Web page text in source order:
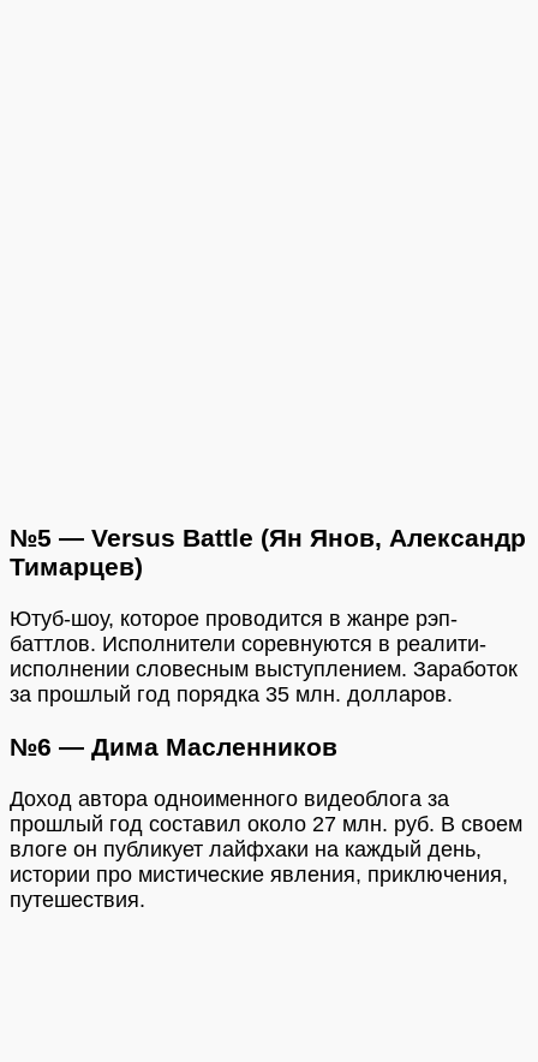
№5 — Versus Battle (Ян Янов, Александр
Тимарцев)
Ютуб-шоу, которое проводится в жанре рэп-
баттлов. Исполнители соревнуются в реалити-
исполнении словесным выступлением. Заработок
за прошлый год порядка 35 млн. долларов.
№6 — Дима Масленников
Доход автора одноименного видеоблога за
прошлый год составил около 27 млн. руб. В своем
влоге он публикует лайфхаки на каждый день,
истории про мистические явления, приключения,
путешествия.